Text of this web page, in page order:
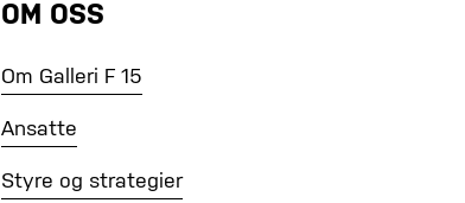
OM OSS
Om Galleri F 15
Ansatte
Styre og strategier